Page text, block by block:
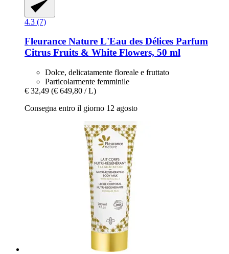
4.3 (7)
Fleurance Nature L'Eau des Délices Parfum
Citrus Fruits & White Flowers, 50 ml
Dolce, delicatamente floreale e fruttato
Particolarmente femminile
€ 32,49 (€ 649,80 / L)
Consegna entro il giorno 12 agosto